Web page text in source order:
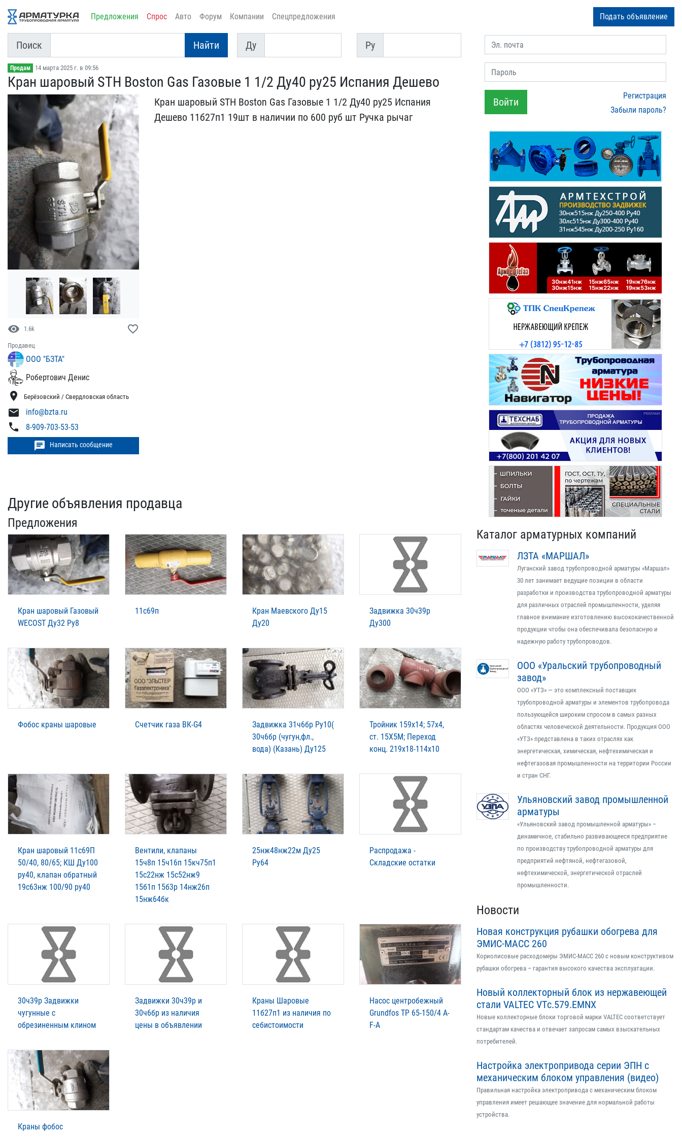
Предложения Спрос Авто Форум Компании Спецпредложения Подать объявление
Поиск Найти
Ду
Ду
Py
Py
Продам 14 марта 2025 г. в 09:56
Кран шаровый STH Boston ​Gas Газовые 1 1/2 Ду40 р​у25 Испания Дешево
visibility 1.6k favorite_border
Продавец
ООО "БЗТА"
Робертович Денис
location_on Берёзовский / Свердловская область
mail info@bzta.ru
phone 8-909-703-53-53
chat Написать сообщение
Кран шаровый STH Boston ​Gas Газовые 1 1/2 Ду40 р​у25 Испания
Дешево 11б27​п1 19шт в наличии по 600​ руб шт Ручка рычаг
Другие объявления продавца
Предложения
Кран шаровый Газовый
WECOST Ду32 Ру8
11с69п
Кран Маевского Ду15
Ду20
Задвижка 30ч39р
Ду300
Фобос краны шаровые Счетчик газа ВК-G4
Задвижка 31ч6бр Ру10(
30ч6бр (чугун,фл.,
вода) (Казань) Ду125
Тройник 159х14; 57х4,
ст. 15Х5М; Переход
конц. 219х18-114х10
Кран шаровый 11с69П
50/40, 80/65; КШ Ду100
ру40, клапан обратный
19с63нж 100/90 ру40
Вентили, клапаны
15ч8п 15ч16п 15кч75п1
15с22нж 15с52нж9
15б1п 15б3р 14нж26п
15нж64бк
25нж48нж22м Ду25
Ру64
Распродажа -
Складские остатки
30ч39р Задвижки
чугунные с
обрезиненным клином
Задвижки 30ч39р и
30ч6бр из наличия
цены в объявлении
Краны Шаровые
11б27п1 из наличия по
себистоимости
Насос центробежный
Grundfos TP 65-150/4 A-
F-A
Краны фобос
Эл. почта
Пароль
Войти
Регистрация
Забыли пароль?
Каталог арматурных компаний
ЛЗТА «МАРШАЛ»
Луганский завод трубопроводной арматуры «Маршал»
30 лет занимает ведущие позиции в области
разработки и производства трубопроводной арматуры
для различных отраслей промышленности, уделяя
главное внимание изготовлению высококачественной
продукции чтобы она обеспечивала безопасную и
надежную работу трубопроводов.
ООО «Уральский трубопроводный
завод»
ООО «УТЗ» — это комплексный поставщик
трубопроводной арматуры и элементов трубопровода
пользующейся широким спросом в самых разных
областях человеческой деятельности. Продукция ООО
«УТЗ» представлена в таких отраслях как
энергетическая, химическая, нефтехимическая и
нефтегазовая промышленности на территории России
и стран СНГ.
Ульяновский завод промышленной
арматуры
«Ульяновский завод промышленной арматуры» –
динамичное, стабильно развивающееся предприятие
по производству трубопроводной арматуры для
предприятий нефтяной, нефтегазовой,
нефтехимической, энергетической отраслей
промышленности.
Новости
Новая конструкция рубашки обогрева для
ЭМИС-МАСС 260
Кориолисовые расходомеры ЭМИС-МАСС 260 с новым конструктивом
рубашки обогрева – гарантия высокого качества эксплуатации.
Новый коллекторный блок из нержавеющей
стали VALTEC VTс.579.EMNX
Новые коллекторные блоки торговой марки VALTEC соответствует
стандартам качества и отвечает запросам самых взыскательных
потребителей.
Настройка электропривода серии ЭПН с
механическим блоком управления (видео)
Правильная настройка электропривода с механическим блоком
управления имеет решающее значение для нормальной работы
устройства.